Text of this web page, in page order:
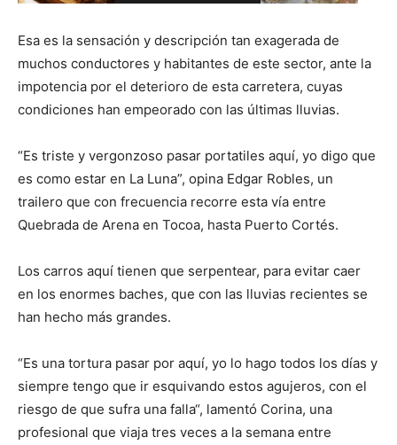
Esa es la sensación y descripción tan exagerada de
muchos conductores y habitantes de este sector, ante la
impotencia por el deterioro de esta carretera, cuyas
condiciones han empeorado con las últimas lluvias.
“Es triste y vergonzoso pasar portatiles aquí, yo digo que
es como estar en La Luna”, opina Edgar Robles, un
trailero que con frecuencia recorre esta vía entre
Quebrada de Arena en Tocoa, hasta Puerto Cortés.
Los carros aquí tienen que serpentear, para evitar caer
en los enormes baches, que con las lluvias recientes se
han hecho más grandes.
“Es una tortura pasar por aquí, yo lo hago todos los días y
siempre tengo que ir esquivando estos agujeros, con el
riesgo de que sufra una falla“, lamentó Corina, una
profesional que viaja tres veces a la semana entre